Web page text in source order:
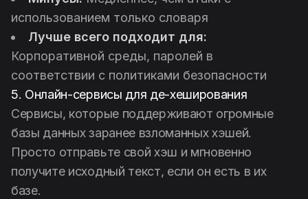
использованием только словаря
Лучше всего подходит для:
Корпоративной среды, паролей в
соответствии с политиками безопасности
5. Онлайн-сервисы для де-хеширования
Сервисы, которые поддерживают огромные
базы данных заранее взломанных хэшей.
Просто отправьте свой хэш и мгновенно
получите исходный текст, если он есть в их
базе.